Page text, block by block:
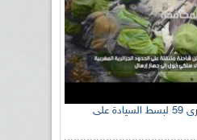
الإذاعة الجزائرية تحي الذكرى 59 لبسط السيادة على